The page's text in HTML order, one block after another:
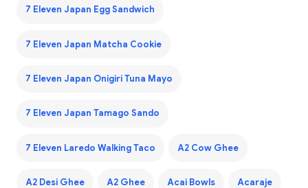
7 Eleven Japan Egg Sandwich
7 Eleven Japan Matcha Cookie
7 Eleven Japan Onigiri Tuna Mayo
7 Eleven Japan Tamago Sando
7 Eleven Laredo Walking Taco A2 Cow Ghee
A2 Desi Ghee A2 Ghee Acai Bowls Acaraje